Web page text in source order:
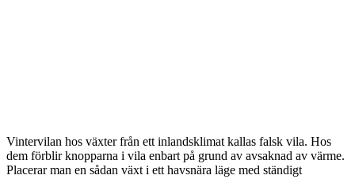
Vintervilan hos växter från ett inlandsklimat kallas falsk vila. Hos
dem förblir knopparna i vila enbart på grund av avsaknad av värme.
Placerar man en sådan växt i ett havsnära läge med ständigt